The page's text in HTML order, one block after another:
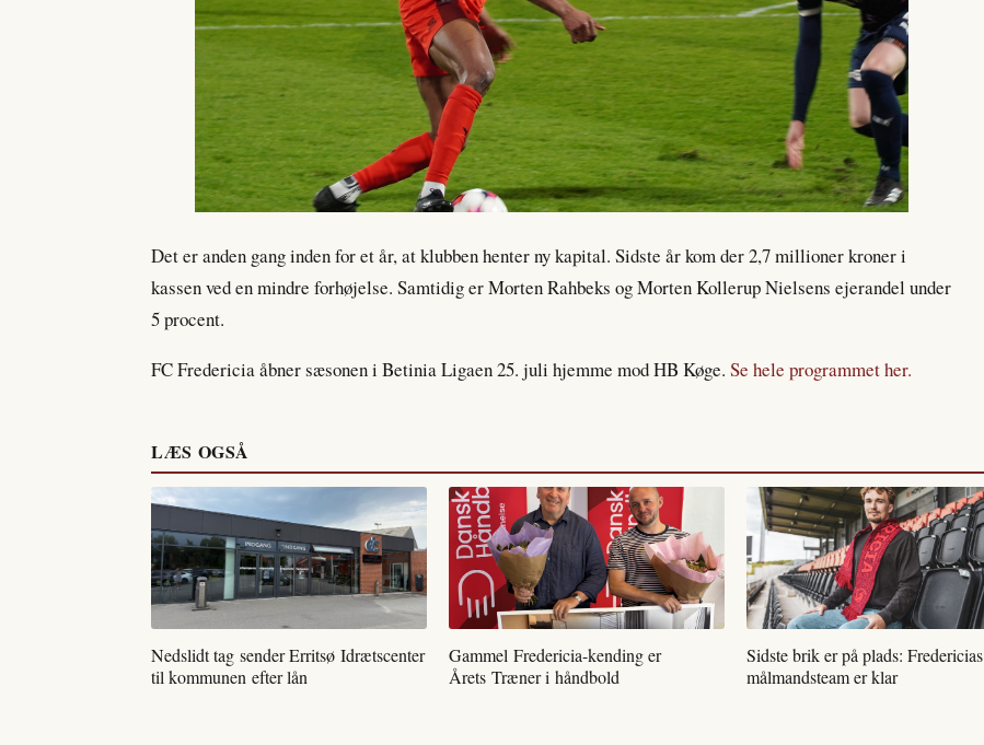
Det er anden gang inden for et år, at klubben henter ny kapital. Sidste år kom der 2,7 millioner kroner i
kassen ved en mindre forhøjelse. Samtidig er Morten Rahbeks og Morten Kollerup Nielsens ejerandel under
5 procent.
FC Fredericia åbner sæsonen i Betinia Ligaen 25. juli hjemme mod HB Køge. Se hele programmet her.
LÆS OGSÅ
Nedslidt tag sender Erritsø Idrætscenter
til kommunen efter lån
Gammel Fredericia-kending er
Årets Træner i håndbold
Sidste brik er på plads: Fredericias
målmandsteam er klar